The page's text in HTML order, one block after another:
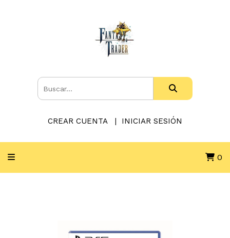
CREAR CUENTA INICIAR SESIÓN
0